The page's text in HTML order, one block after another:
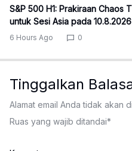
S&P 500 H1: Prakiraan Chaos
untuk Sesi Asia pada 10.8.2026
6 Hours Ago 0
Tinggalkan
Alamat email Anda tidak akan
Ruas yang wajib ditandai*